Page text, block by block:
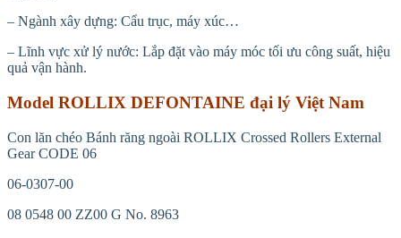
– Ngành xây dựng: Cẩu trục, máy xúc…
– Lĩnh vực xử lý nước: Lắp đặt vào máy móc tối ưu công suất, hiệu
quả vận hành.
Model ROLLIX DEFONTAINE đại lý Việt Nam
Con lăn chéo Bánh răng ngoài ROLLIX Crossed Rollers External
Gear CODE 06
06-0307-00
08 0548 00 ZZ00 G No. 8963